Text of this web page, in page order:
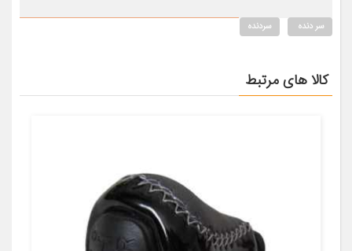
سر دنده سردنده
کالا های مرتبط